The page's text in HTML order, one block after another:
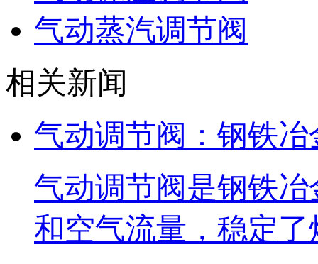
气动蒸汽调节阀
相关新闻
气动调节阀：钢铁
气动调节阀是钢铁
和空气流量，稳定